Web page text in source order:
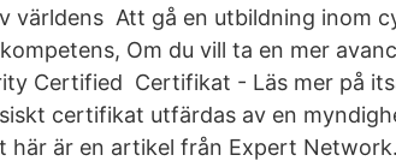
världens Att gå en utbildning inom
Om du vill ta en mer
Certified Certifikat - Läs mer på
certifikat utfärdas av en
här är en artikel från Expert Network.